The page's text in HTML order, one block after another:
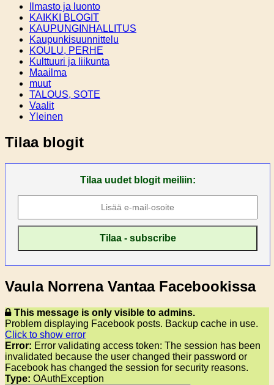
Ilmasto ja luonto
KAIKKI BLOGIT
KAUPUNGINHALLITUS
Kaupunkisuunnittelu
KOULU, PERHE
Kulttuuri ja liikunta
Maailma
muut
TALOUS, SOTE
Vaalit
Yleinen
Tilaa blogit
Tilaa uudet blogit meiliin:
Vaula Norrena Vantaa Facebookissa
This message is only visible to admins.
Problem displaying Facebook posts. Backup cache in use.
Click to show error
Error: Error validating access token: The session has been
invalidated because the user changed their password or
Facebook has changed the session for security reasons.
Type: OAuthException